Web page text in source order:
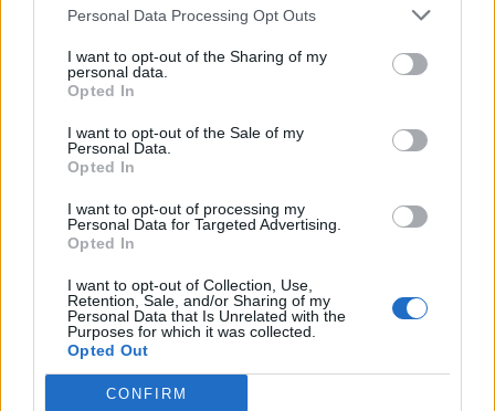
Personal Data Processing Opt Outs
I want to opt-out of the Sharing of my
personal data.
Opted In
I want to opt-out of the Sale of my
Personal Data.
Opted In
I want to opt-out of processing my
Personal Data for Targeted Advertising.
Opted In
I want to opt-out of Collection, Use,
Retention, Sale, and/or Sharing of my
Personal Data that Is Unrelated with the
Purposes for which it was collected.
Opted Out
CONFIRM
filme promocional “Aqui Nunca é
Demais” no Jantar Oficial da BTL 2026